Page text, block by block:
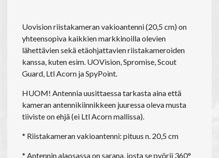
Uovision riistakameran vakioantenni (20,5 cm) on
yhteensopiva kaikkien markkinoilla olevien
lähettävien sekä etäohjattavien riistakameroiden
kanssa, kuten esim. UOVision, Spromise, Scout
Guard, Ltl Acorn ja SpyPoint.
HUOM! Antennia uusittaessa tarkasta aina että
kameran antennikiinnikkeen juuressa oleva musta
tiiviste on ehjä (ei Ltl Acorn mallissa).
* Riistakameran vakioantenni: pituus n. 20,5 cm
* Antennin alaosassa on sarana, josta se pyörii 360°